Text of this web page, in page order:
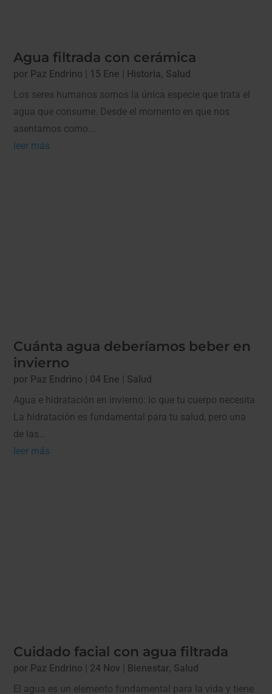
Agua filtrada con cerámica
por Paz Endrino 15 Ene Historia, Salud
Los seres humanos somos la única especie que trata el
agua que consume. Desde el momento en que nos
asentamos como...
leer más
Cuánta agua deberíamos beber en
invierno
por Paz Endrino 04 Ene
Salud
Agua e hidratación en invierno: lo que tu cuerpo necesita
La hidratación es fundamental para tu salud, pero una
de las...
leer más
Cuidado facial con agua filtrada
por Paz Endrino 24 Nov Bienestar, Salud
El agua es un elemento fundamental para la vida y tiene